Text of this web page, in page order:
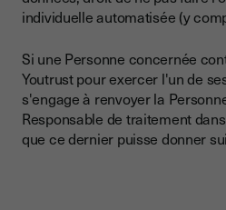
individuelle automatisée (y
Si une Personne concernée
Youtrust pour exercer l'un de
s'engage à renvoyer la
Responsable de traitement
que ce dernier puisse donner